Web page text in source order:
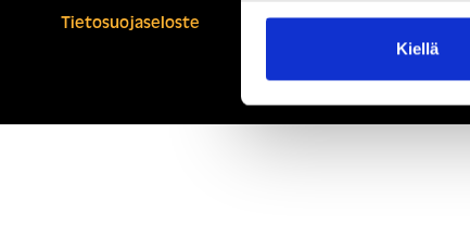
Kiellä
Tietosuojaseloste